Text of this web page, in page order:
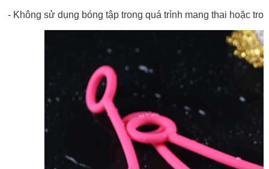
- Không sử dụng bóng tập trong quá trình mang thai hoặc